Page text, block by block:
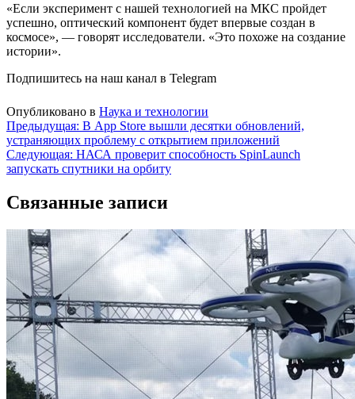
«Если эксперимент с нашей технологией на МКС пройдет
успешно, оптический компонент будет впервые создан в
космосе», — говорят исследователи. «Это похоже на создание
истории».
Подпишитесь на наш канал в Telegram
Опубликовано в Наука и технологии
Навигация
по
записям
Предыдущая: В App Store вышли десятки обновлений,
устраняющих проблему с открытием приложений
Следующая: НАСА проверит способность SpinLaunch
запускать спутники на орбиту
Связанные записи